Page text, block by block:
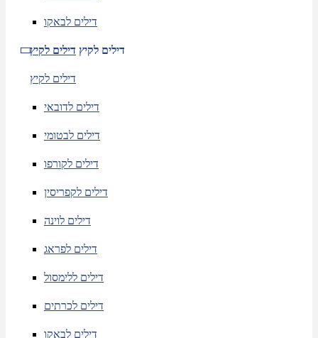
דילים לבאקו
דילים לקיץ דילים לקיץ
דילים לקיץ
דילים לדובאי
דילים לבטומי
דילים לקורפו
דילים לקפריסין
דילים לוינה
דילים לפראג
דילים ללימסול
דילים לכרתים
דילים לבאקו